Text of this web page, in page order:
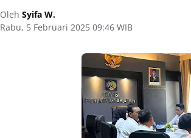
Oleh Syifa W.
Rabu, 5 Februari 2025 09:46 WIB